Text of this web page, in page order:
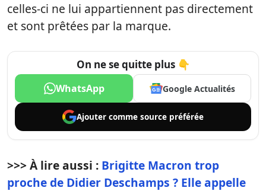
celles-ci ne lui appartiennent pas directement
et sont prêtées par la marque.
On ne se quitte plus 👇
WhatsApp Google Actualités
Ajouter comme source préférée
>>> À lire aussi : Brigitte Macron trop
proche de Didier Deschamps ? Elle appelle